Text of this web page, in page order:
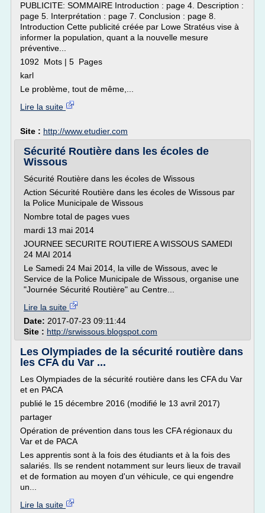
PUBLICITE: SOMMAIRE Introduction : page 4. Description :
page 5. Interprétation : page 7. Conclusion : page 8.
Introduction Cette publicité créée par Lowe Stratéus vise à
informer la population, quant a la nouvelle mesure
préventive...
1092 Mots | 5 Pages
karl
Le problème, tout de même,...
Lire la suite
Site : http://www.etudier.com
Sécurité Routière dans les écoles de
Wissous
Sécurité Routière dans les écoles de Wissous
Action Sécurité Routière dans les écoles de Wissous par
la Police Municipale de Wissous
Nombre total de pages vues
mardi 13 mai 2014
JOURNEE SECURITE ROUTIERE A WISSOUS SAMEDI
24 MAI 2014
Le Samedi 24 Mai 2014, la ville de Wissous, avec le
Service de la Police Municipale de Wissous, organise une
"Journée Sécurité Routière" au Centre...
Lire la suite
Date: 2017-07-23 09:11:44
Site : http://srwissous.blogspot.com
Les Olympiades de la sécurité routière dans
les CFA du Var ...
Les Olympiades de la sécurité routière dans les CFA du Var
et en PACA
publié le 15 décembre 2016 (modifié le 13 avril 2017)
partager
Opération de prévention dans tous les CFA régionaux du
Var et de PACA
Les apprentis sont à la fois des étudiants et à la fois des
salariés. Ils se rendent notamment sur leurs lieux de travail
et de formation au moyen d'un véhicule, ce qui engendre
un...
Lire la suite